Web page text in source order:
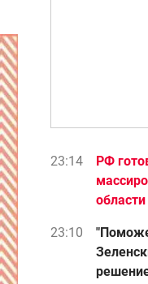
23:14
РФ
23:10